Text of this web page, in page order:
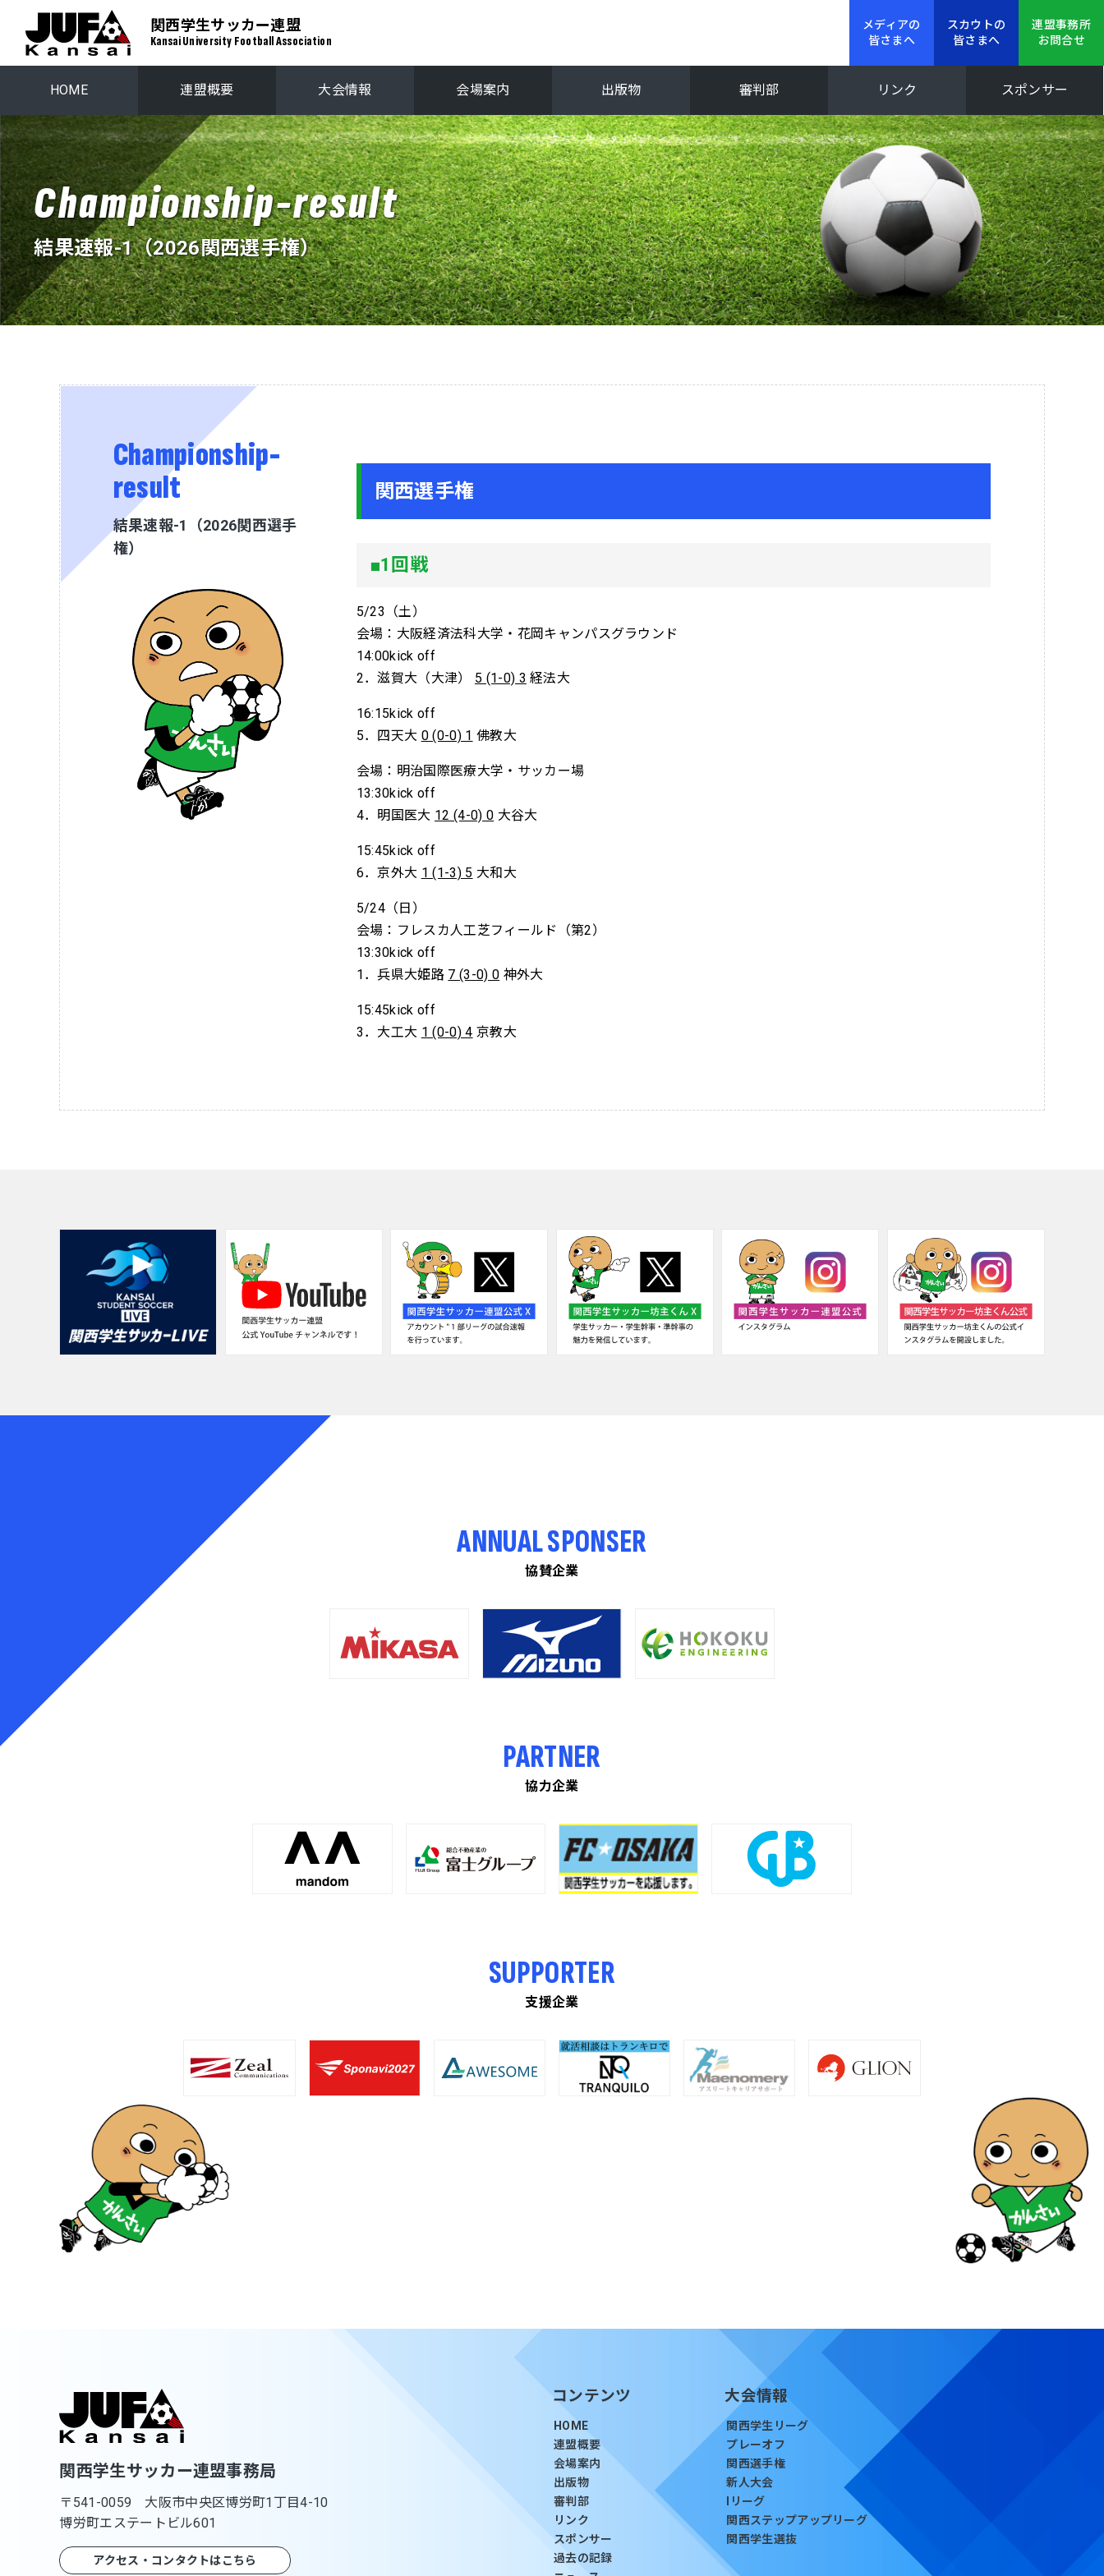
関西学生サッカー連盟
Kansai University Football Association
メディアの
皆さまへ
スカウトの
皆さまへ
連盟事務所
お問合せ
HOME 連盟概要 大会情報
関西学生リーグ プレーオフ 関西選手権 新人大会 Iリーグ
関西ステップアップリーグ 関西学生選抜
会場案内 出版物 審判部 リンク スポンサー
Championship-result
結果速報-1（2026関西選手権）
Championship-
result
結果速報-1（2026関西選手
権）
関西選手権
■1回戦
5/23（土）
会場：大阪経済法科大学・花岡キャンパスグラウンド
14:00kick off
2．滋賀大（大津） 5 (1-0) 3 経法大
16:15kick off
5．四天大 0 (0-0) 1 佛教大
会場：明治国際医療大学・サッカー場
13:30kick off
4．明国医大 12 (4-0) 0 大谷大
15:45kick off
6．京外大 1 (1-3) 5 大和大
5/24（日）
会場：フレスカ人工芝フィールド（第2）
13:30kick off
1．兵県大姫路 7 (3-0) 0 神外大
15:45kick off
3．大工大 1 (0-0) 4 京教大
ANNUAL SPONSER
協賛企業
PARTNER
協力企業
SUPPORTER
支援企業
関西学生サッカー連盟事務局
〒541-0059 大阪市中央区博労町1丁目4-10
博労町エステートビル601
アクセス・コンタクトはこちら
コンテンツ
HOME
連盟概要
会場案内
出版物
審判部
リンク
スポンサー
過去の記録
大会情報
関西学生リーグ
プレーオフ
関西選手権
新人大会
Iリーグ
関西ステップアップリーグ
関西学生選抜